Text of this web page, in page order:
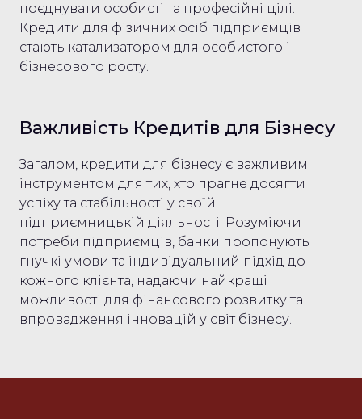
поєднувати особисті та професійні цілі.
Кредити для фізичних осіб підприємців
стають катализатором для особистого і
бізнесового росту.
Важливість Кредитів для Бізнесу
Загалом, кредити для бізнесу є важливим
інструментом для тих, хто прагне досягти
успіху та стабільності у своїй
підприємницькій діяльності. Розуміючи
потреби підприємців, банки пропонують
гнучкі умови та індивідуальний підхід до
кожного клієнта, надаючи найкращі
можливості для фінансового розвитку та
впровадження інновацій у світ бізнесу.